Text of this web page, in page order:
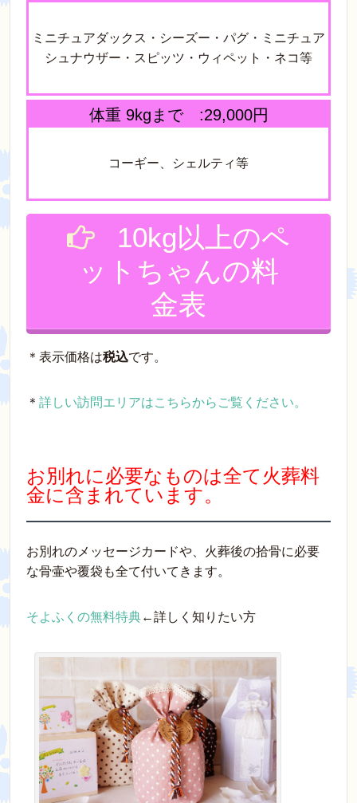
ミニチュアダックス・シーズー・パグ・ミニチュア
シュナウザー・スピッツ・ウィペット・ネコ等
体重 9kgまで :29,000円
コーギー、シェルティ等
10kg以上のペ
ットちゃんの料
金表
＊表示価格は税込です。
＊ 詳しい訪問エリアはこちらからご覧ください。
お別れに必要なものは全て火葬料
金に含まれています。
お別れのメッセージカードや、火葬後の拾骨に必要
な骨壷や覆袋も全て付いてきます。
そよふくの無料特典←詳しく知りたい方